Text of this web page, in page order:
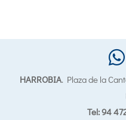
HARROBIA. Plaza de la
Tel: 94